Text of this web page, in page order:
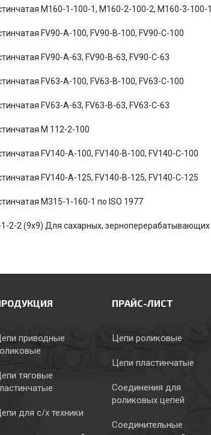
М160-1-100-1, М160-2-100-2, М160-3-100-1
FV90-A-100, FV90-B-100, FV90-C-100
FV90-A-63, FV90-B-63, FV90-C-63
FV63-A-100, FV63-B-100, FV63-C-100
FV63-A-63, FV63-B-63, FV63-C-63
М 112-2-100
FV140-A-100, FV140-B-100, FV140-C-100
FV140-A-125, FV140-B-125, FV140-C-125
М315-1-160-1 по ISO 1977
2-2 (9х9) Для сахарных, зерноперерабатывающих
приводные
тяговые
для с/х техники
ПРАЙС-ЛИСТ
Цепи роликовые
Цепи пластинчатые
Соединения для
роликовых цепей
Соединительные